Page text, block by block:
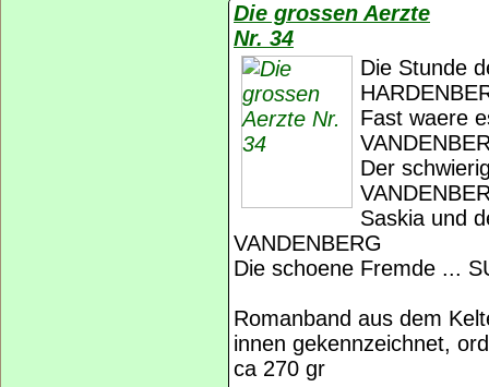
Die grossen Aerzte
Nr. 34
Die Stunde
Fast waere
Der
Saskia und
VANDENBERG
Die schoene Fremde ...
Romanband aus dem
innen gekennzeichnet,
ca 270 gr